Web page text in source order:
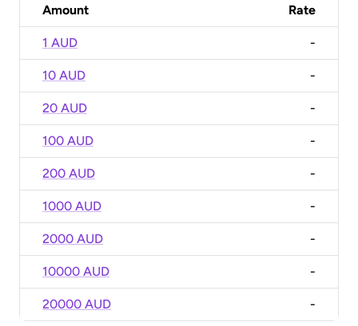
Amount Rate
1 AUD -
10 AUD -
20 AUD -
100 AUD -
200 AUD -
1000 AUD -
2000 AUD -
10000 AUD -
20000 AUD -